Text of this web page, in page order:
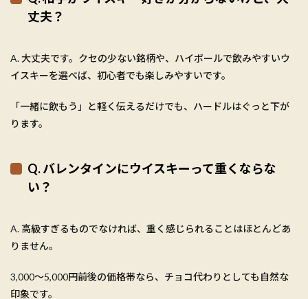
丈夫？
A. 大丈夫です。クセの少ない銘柄や、ハイボールで飲みやすいウ
イスキーを選べば、初心者でも楽しみやすいです。
「一緒に飲もう」と軽く伝えるだけでも、ハードルはぐっと下が
ります。
Q. バレンタインにウイスキーって重くならな
い？
A. 高級すぎるものでなければ、重く感じられることはほとんどあ
りません。
3,000〜5,000円前後の価格帯なら、チョコ代わりとしても自然な
印象です。